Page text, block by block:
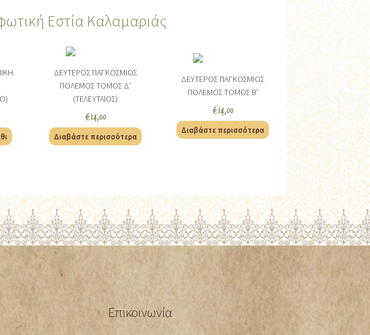
Εστία Καλαμαριάς
ΔΕΥΤΕΡΟΣ ΠΑΓΚΟΣΜΙΟΣ
ΠΟΛΕΜΟΣ ΤΟΜΟΣ Δ’
(ΤΕΛΕΥΤΑΙΟΣ)
€14,00
Διαβάστε περισσότερα
ΔΕΥΤΕΡΟΣ ΠΑΓΚΟΣΜΙΟΣ
ΠΟΛΕΜΟΣ ΤΟΜΟΣ Β’
€14,00
Διαβάστε περισσότερα
Επικοινωνία